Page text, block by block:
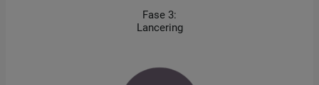
Fase 3:
Lancering